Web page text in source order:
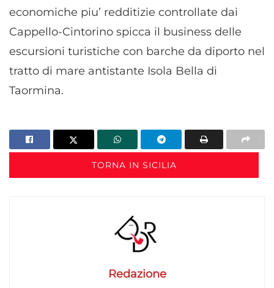
economiche piu’ redditizie controllate dai
Cappello-Cintorino spicca il business delle
escursioni turistiche con barche da diporto nel
tratto di mare antistante Isola Bella di
Taormina.
TORNA IN SICILIA
Redazione